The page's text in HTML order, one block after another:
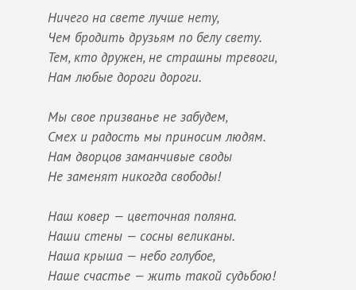
Ничего на свете лучше нету,
Чем бродить друзьям по белу свету.
Тем, кто дружен, не страшны тревоги,
Нам любые дороги дороги.
Мы свое призванье не забудем,
Смех и радость мы приносим людям.
Нам дворцов заманчивые своды
Не заменят никогда свободы!
Наш ковер — цветочная поляна.
Наши стены — сосны великаны.
Наша крыша — небо голубое,
Наше счастье — жить такой судьбою!